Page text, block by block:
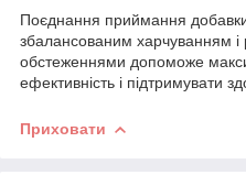
Поєднання приймання
збалансованим харчуванням
обстеженнями допоможе
ефективність і підтримувати
Приховати